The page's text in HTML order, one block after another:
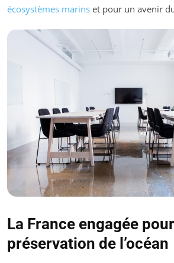
écosystèmes marins et pour un avenir
La France engagée
préservation de l’océan